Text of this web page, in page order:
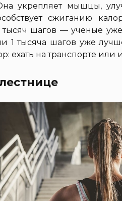
укрепляет мышцы,
сжиганию
тысяч шагов — ученые
1 тысяча шагов уже
ехать на транспорте